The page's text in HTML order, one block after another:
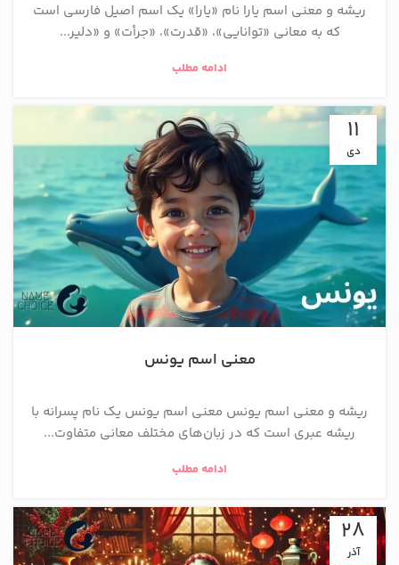
ریشه و معنی اسم یارا نام «یارا» یک اسم اصیل فارسی است
که به معانی «توانایی»، «قدرت»، «جرأت» و «دلیر...
ادامه مطلب
11
دی
معنی اسم یونس
ریشه و معنی اسم یونس معنی اسم یونس یک نام پسرانه با
ریشه عبری است که در زبان‌های مختلف معانی متفاوت...
ادامه مطلب
28
آذر